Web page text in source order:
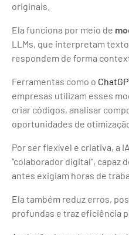
originais.
Ela funciona por meio de
LLMs, que interpretam
respondem de forma
Ferramentas como o
empresas utilizam esses
criar códigos, analisar
oportunidades de
Por ser flexível e criativa, a
“colaborador digital”, capaz
antes exigiam horas de
Ela também reduz erros,
profundas e traz eficiência